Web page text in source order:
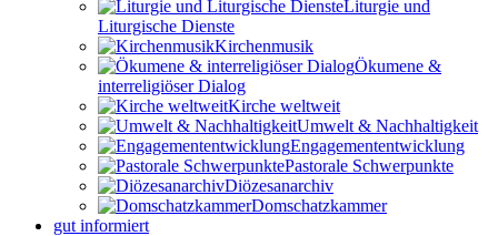
Liturgie und
Liturgische Dienste
Kirchenmusik
Ökumene &
interreligiöser Dialog
Kirche weltweit
Umwelt & Nachhaltigkeit
Engagemententwicklung
Pastorale Schwerpunkte
Diözesanarchiv
Domschatzkammer
gut informiert